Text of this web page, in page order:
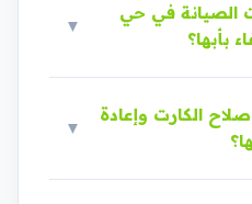
الصيانة في حي
بأبها؟
▼
الكارت وإعادة
▼